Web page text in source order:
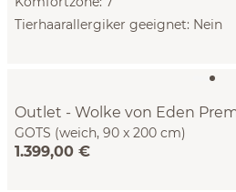
Tierhaarallergiker geeignet: Nein
Outlet - Wolke von Eden
GOTS (weich, 90 x 200 cm)
1.399,00 €